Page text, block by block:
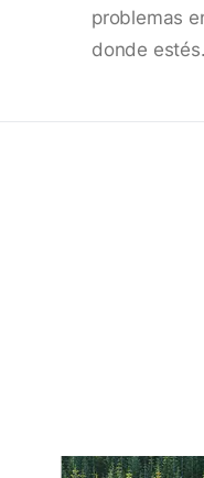
problemas
donde estés.